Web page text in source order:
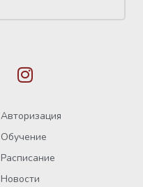
Авторизация
Обучение
Расписание
Новости